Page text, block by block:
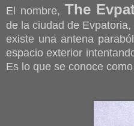
El nombre, The
de la ciudad de
existe una antena
espacio exterior
Es lo que se conoce